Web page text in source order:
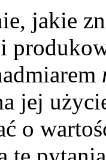
jakie
jej
o